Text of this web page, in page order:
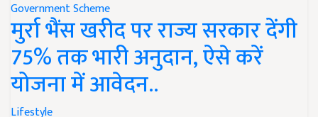
Government Scheme
मुर्रा भैंस खरीद पर राज्य सरकार देंगी
75% तक भारी अनुदान, ऐसे करें
योजना में आवेदन..
Lifestyle